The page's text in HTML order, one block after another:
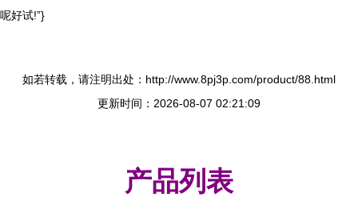
呢好试!”}
如若转载，请注明出处：http://www.8pj3p.com/product/88.html
更新时间：2026-08-07 02:21:09
产品列表